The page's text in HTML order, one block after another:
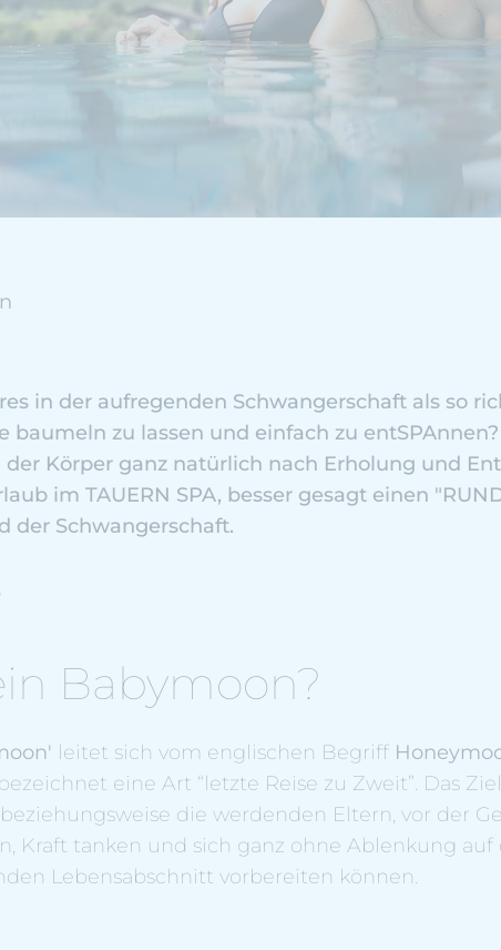
in der aufregenden Schwangerschaft als so
baumeln zu lassen und einfach zu
Körper ganz natürlich nach Erholung und
im TAUERN SPA, besser gesagt einen
der Schwangerschaft.
Babymoon?
leitet sich vom englischen Begriff
eine Art “letzte Reise zu Zweit”. Das
die werdenden Eltern, vor der
Kraft tanken und sich ganz ohne Ablenkung
Lebensabschnitt vorbereiten können.